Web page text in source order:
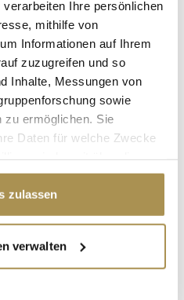
verarbeiten Ihre persönlichen
mithilfe von
Informationen auf Ihrem
zuzugreifen und so
Inhalte, Messungen von
sowie
zu ermöglichen. Sie
Daten für welche Zwecke
Klicken auf das Privacy
widerrufen
geografische Lage
einige Meter genau sein
zulassen
verwalten